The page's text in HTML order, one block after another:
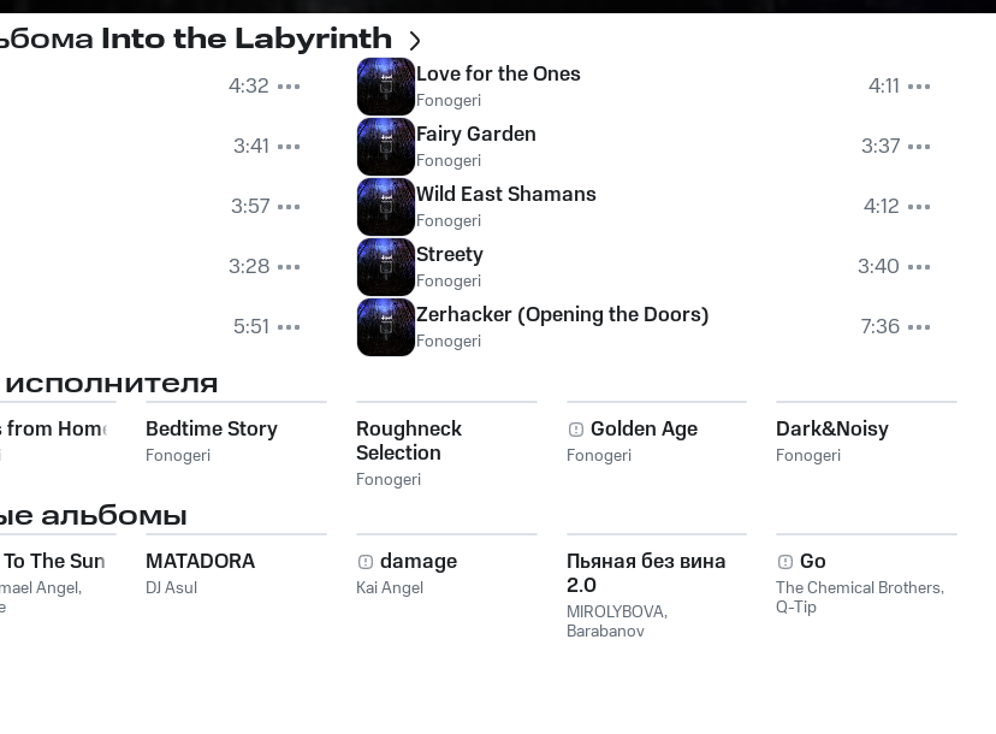
Into the Labyrinth
4:32
3:41
3:57
3:28
5:51
Love for the Ones
Fonogeri
4:11
Fairy Garden
Fonogeri
3:37
Wild East Shamans
Fonogeri
4:12
Streety
Fonogeri
3:40
Zerhacker (Opening the Doors)
Fonogeri 7:36
Home Bedtime Story
Fonogeri
Roughneck
Selection
Fonogeri
Golden Age
Fonogeri
Dark&Noisy
Fonogeri
альбомы
The Sun
Angel,
MATADORA
DJ Asul
damage
Kai Angel
Пьяная без вина
2.0
MIROLYBOVA,
Barabanov
Go
The Chemical Brothers,
Q-Tip